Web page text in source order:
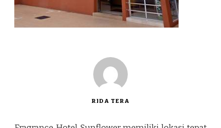
RIDA TERA